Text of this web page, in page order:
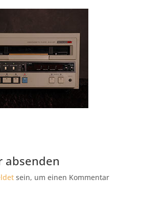
absenden
sein, um einen Kommentar